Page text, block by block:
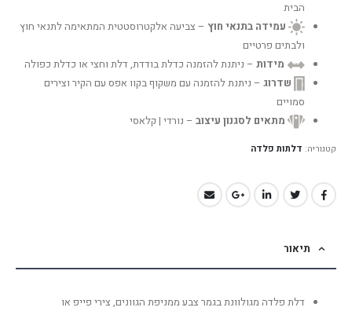
הבית
עמידה בתנאי חוץ – צביעה אלקטרוסטטית המתאימה לתנאי חוץ
ולבתים פרטיים
מידות – ניתנת להזמנה כדלת בודדת, דלת וחצי או כדלת כפולה
שדרוג – ניתנת להזמנה עם משקוף בקוו אפס עם הקיר וצירים
סמויים
מתאים לסגנון עיצוב – נורדי | קלאסי
קטגוריה: דלתות פלדה
תיאור
דלת פלדה מגולוונת בגמר צבע ממניפת הגוונים, צירי פייפ או